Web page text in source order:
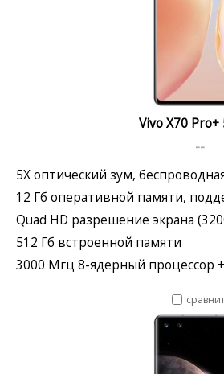
Vivo X70 Pro+
--
5X оптический зум,
12 Гб оперативной памяти,
Quad HD разрешение экрана
512 Гб встроенной памяти
3000 Мгц 8-ядерный процессор